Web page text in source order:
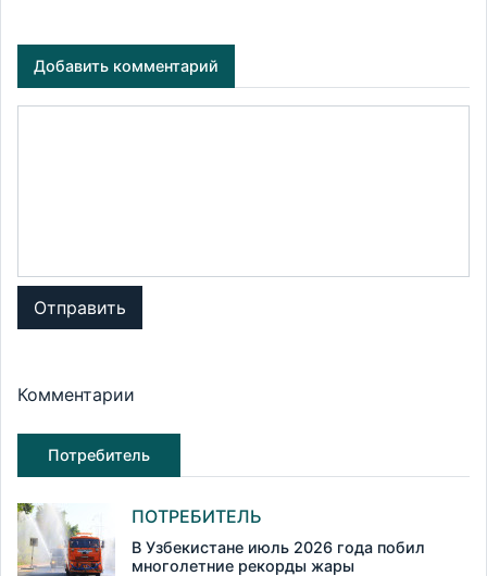
Добавить комментарий
Отправить
Комментарии
Потребитель
ПОТРЕБИТЕЛЬ
В Узбекистане июль 2026 года побил
многолетние рекорды жары